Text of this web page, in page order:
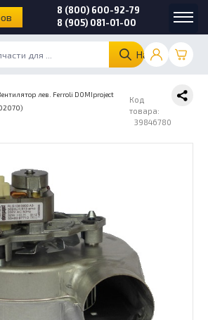
Найти
8 (800) 600-92-79
8 (905) 081-01-00
лев. Ferroli DOMIproject
Код
товара:
39846780